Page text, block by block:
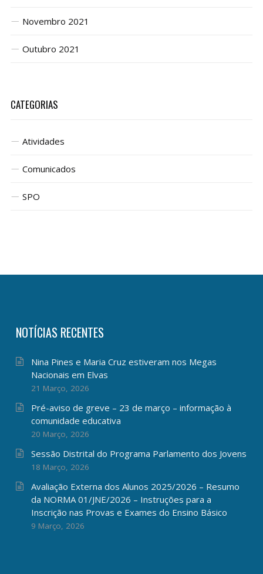
Novembro 2021
Outubro 2021
CATEGORIAS
Atividades
Comunicados
SPO
NOTÍCIAS RECENTES
Nina Pines e Maria Cruz estiveram nos Megas
Nacionais em Elvas
21 Março, 2026
Pré-aviso de greve – 23 de março – informação à
comunidade educativa
20 Março, 2026
Sessão Distrital do Programa Parlamento dos Jovens
18 Março, 2026
Avaliação Externa dos Alunos 2025/2026 – Resumo
da NORMA 01/JNE/2026 – Instruções para a
Inscrição nas Provas e Exames do Ensino Básico
9 Março, 2026